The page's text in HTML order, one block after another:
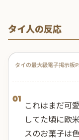
タイ人の反応
タイの最大級電子掲示
01
これはまだ可
してた頃に欧
スのお菓子は